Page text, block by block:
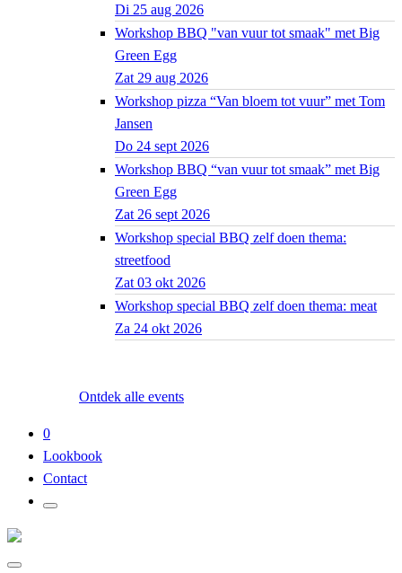
Di 25 aug 2026
Workshop BBQ "van vuur tot smaak" met Big
Green Egg
Zat 29 aug 2026
Workshop pizza “Van bloem tot vuur” met Tom
Jansen
Do 24 sept 2026
Workshop BBQ “van vuur tot smaak” met Big
Green Egg
Zat 26 sept 2026
Workshop special BBQ zelf doen thema:
streetfood
Zat 03 okt 2026
Workshop special BBQ zelf doen thema: meat
Za 24 okt 2026
Ontdek alle events
0
Lookbook
Contact